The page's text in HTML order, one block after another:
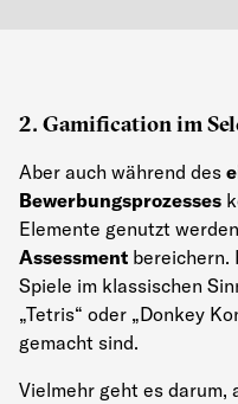
2. Gamification im
Aber auch während des
Bewerbungsprozesses
Elemente genutzt
Assessment bereichern.
Spiele im klassischen
„Tetris“ oder „Donkey
gemacht sind.
Vielmehr geht es darum,